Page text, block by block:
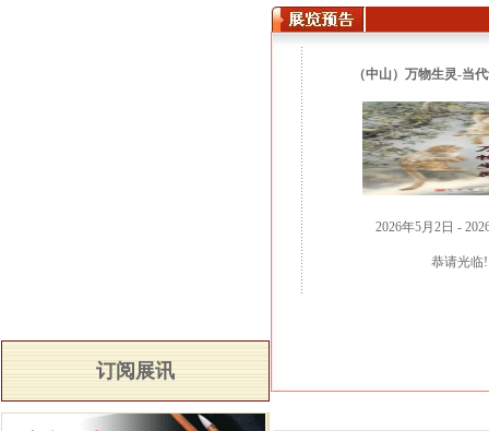
订阅展讯
（中山）万物生灵-当
2026年5月2日 -
恭请光临!